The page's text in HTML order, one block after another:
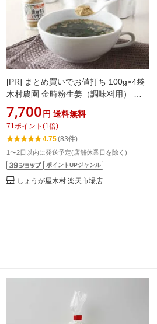
[PR] まとめ買いでお値打ち 100g×4袋
木村農園 金時粉生姜（調味料用） 生
姜パウダー 国産 生姜粉末 無添加 調味
料 飲料 生姜紅茶 生姜緑茶 お料理 粉末
生姜 ジンジャーパウダー 金時しょう
が パウダー 生姜ココア しょうがパウ
ダー
7,700 円 送料無料
71 ポイント (1 倍)
4.75(83件)
1〜2日以内に発送予定(店舗休業日を除く)
ポイントUPジャンル
しょうが屋木村 楽天市場店